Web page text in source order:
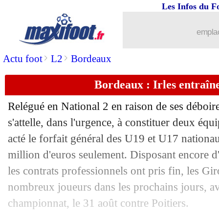
Actu foot> L2 > Bordeaux
Les Infos du
Bordeaux : Irles
Relégué en National 2 en raison de ses
s'attelle, dans l'urgence, à constituer deux
acté le forfait général des U19 et U17
million d'euros seulement. Disposant encore
les contrats professionnels ont pris fin, les
nombreux joueurs dans les prochains jours,
championnat, le 31 août contre Poitiers.
: le Barça rêve d'un prêt de
22/08 PSG: Soler bientôt vendu 23 M€ ?
22/08 Lyon: le mercato, Sage demande de
: Enrique refuse de surpayer des
22/08 Atalanta: la situation se calme avec
22/08 PSG: le mercato, Enrique n'écarte
22/08 TFC : Costa va rapporter 20 M€
22/08 : vers un report de Nice-Toulouse ?